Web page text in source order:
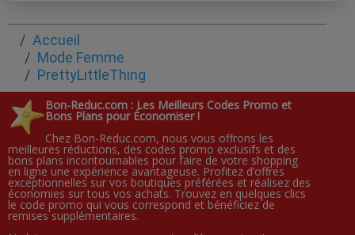
Accueil
Mode Femme
PrettyLittleThing
Bon-Reduc.com : Les Meilleurs Codes Promo et
Bons Plans pour Économiser !
Chez Bon-Reduc.com, nous vous offrons les
meilleures réductions, des codes promo exclusifs et des
bons plans incontournables pour faire de votre shopping
en ligne une expérience avantageuse. Profitez d’offres
exceptionnelles sur vos boutiques préférées et réalisez des
économies sur tous vos achats. Trouvez en quelques clics
le code promo qui vous correspond et bénéficiez de
remises supplémentaires.